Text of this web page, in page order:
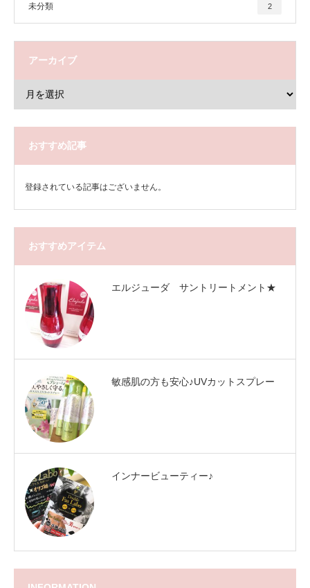
未分類 2
アーカイブ
おすすめ記事
登録されている記事はございません。
おすすめアイテム
エルジューダ サントリートメント★
敏感肌の方も安心♪UVカットスプレー
インナービューティー♪